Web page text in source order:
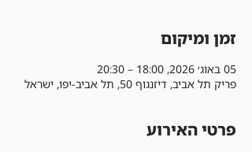
זמן ומיקום
05 באוג׳ 2026, 18:00 – 20:30
פריק תל אביב, דיזנגוף 50, תל אביב-יפו, ישראל
פרטי האירוע